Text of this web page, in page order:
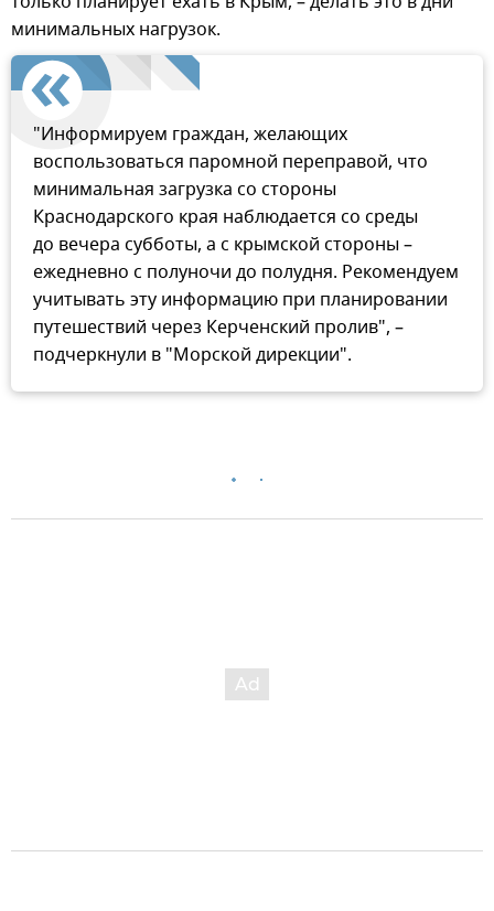
минимальных нагрузок.
"Информируем граждан, желающих
воспользоваться паромной переправой, что
минимальная загрузка со стороны
Краснодарского края наблюдается со среды
до вечера субботы, а с крымской стороны –
ежедневно с полуночи до полудня. Рекомендуем
учитывать эту информацию при планировании
путешествий через Керченский пролив", –
подчеркнули в "Морской дирекции".